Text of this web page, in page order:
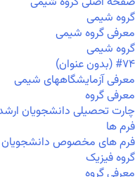
گروه شیمی
معرفی گروه شیمی
گروه شیمی
#۷۴ (بدون عنوان)
معرفی آزمایشگاههای شیمی
معرفی گروه
چارت تحصیلی دانشجویان
فرم ها
فرم های مخصوص دانشجویان
گروه فیزیک